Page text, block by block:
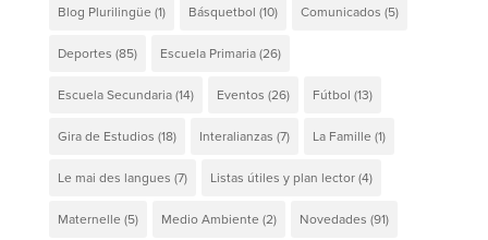
Blog Plurilingüe (1) Básquetbol (10) Comunicados (5)
Deportes (85) Escuela Primaria(26)
Escuela Secundaria(14) Eventos (26) Fútbol (13)
Gira de Estudios (18) Interalianzas (7) La Famille (1)
Le mai des langues (7) Listas útiles y plan lector(4)
Maternelle (5) Medio Ambiente (2) Novedades (91)